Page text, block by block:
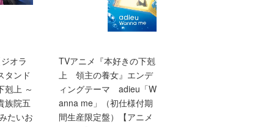
オラ
タンド
剋上 ～
族院五
たいお
TVアニメ『本好きの下剋
上 領主の養女』エンデ
ィングテーマ adieu「W
anna me」（初仕様付期
間生産限定盤）【アニメ